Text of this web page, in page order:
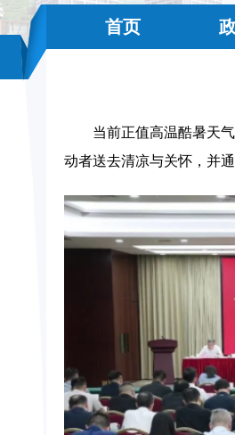
首页
当前正值高温酷暑天
动者送去清凉与关怀，并